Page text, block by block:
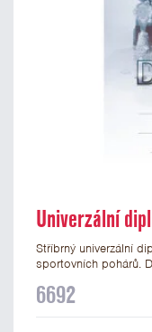
Univerzální
Stříbrný univerzální
sportovních pohárů.
formátu A4 a A5.
6692